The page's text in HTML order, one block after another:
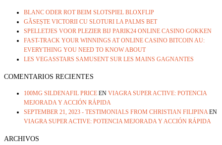
BLANC ODER ROT BEIM SLOTSPIEL BLOXFLIP
GĂSEȘTE VICTORII CU SLOTURI LA PALMS BET
SPELLETJES VOOR PLEZIER BIJ PARIK24 ONLINE CASINO GOKKEN
FAST-TRACK YOUR WINNINGS AT ONLINE CASINO BITCOIN AU:
EVERYTHING YOU NEED TO KNOW ABOUT
LES VEGASSTARS SAMUSENT SUR LES MAINS GAGNANTES
COMENTARIOS RECIENTES
100MG SILDENAFIL PRICE EN VIAGRA SUPER ACTIVE: POTENCIA
MEJORADA Y ACCIÓN RÁPIDA
SEPTEMBER 21, 2023 - TESTIMONIALS FROM CHRISTIAN FILIPINAEN
VIAGRA SUPER ACTIVE: POTENCIA MEJORADA Y ACCIÓN RÁPIDA
ARCHIVOS